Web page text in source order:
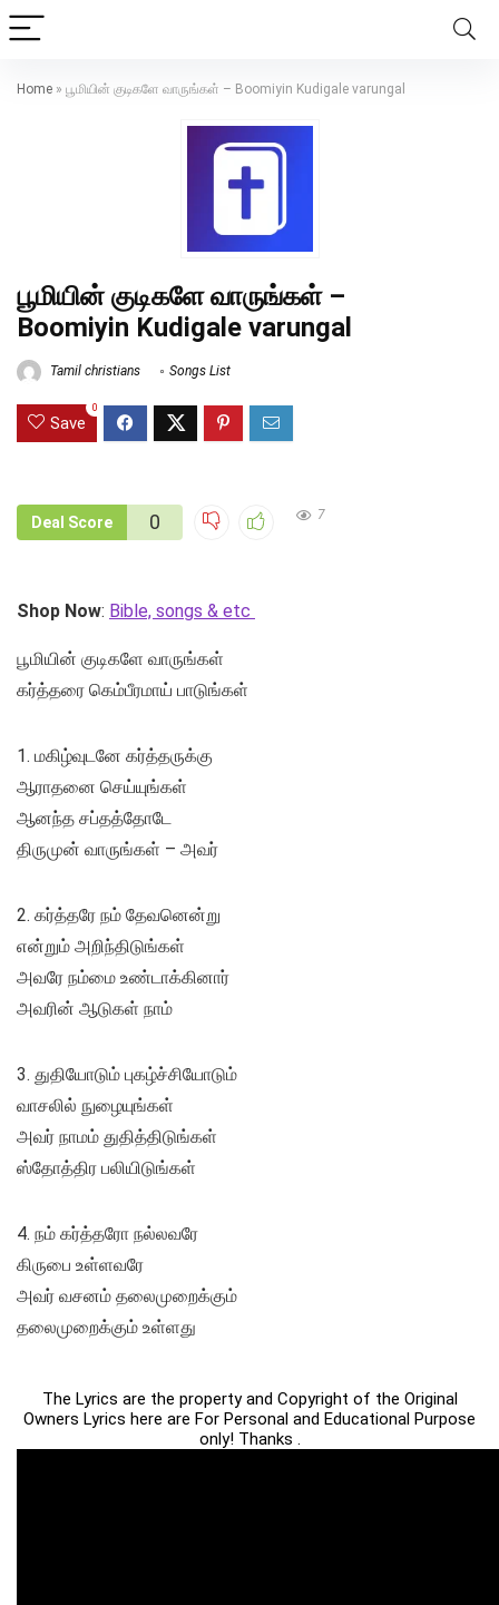
Home » பூமியின் குடிகளே வாருங்கள் – Boomiyin Kudigale varungal
பூமியின் குடிகளே வாருங்கள் –
Boomiyin Kudigale varungal
Tamil christians Songs List
Save
0
Deal Score 0 7
Shop Now: Bible, songs & etc
பூமியின் குடிகளே வாருங்கள்
கர்த்தரை கெம்பீரமாய் பாடுங்கள்
1. மகிழ்வுடனே கர்த்தருக்கு
ஆராதனை செய்யுங்கள்
ஆனந்த சப்தத்தோடே
திருமுன் வாருங்கள் – அவர்
2. கர்த்தரே நம் தேவனென்று
என்றும் அறிந்திடுங்கள்
அவரே நம்மை உண்டாக்கினார்
அவரின் ஆடுகள் நாம்
3. துதியோடும் புகழ்ச்சியோடும்
வாசலில் நுழையுங்கள்
அவர் நாமம் துதித்திடுங்கள்
ஸ்தோத்திர பலியிடுங்கள்
4. நம் கர்த்தரோ நல்லவரே
கிருபை உள்ளவரே
அவர் வசனம் தலைமுறைக்கும்
தலைமுறைக்கும் உள்ளது
The Lyrics are the property and Copyright of the Original
Owners Lyrics here are For Personal and Educational Purpose
only! Thanks .